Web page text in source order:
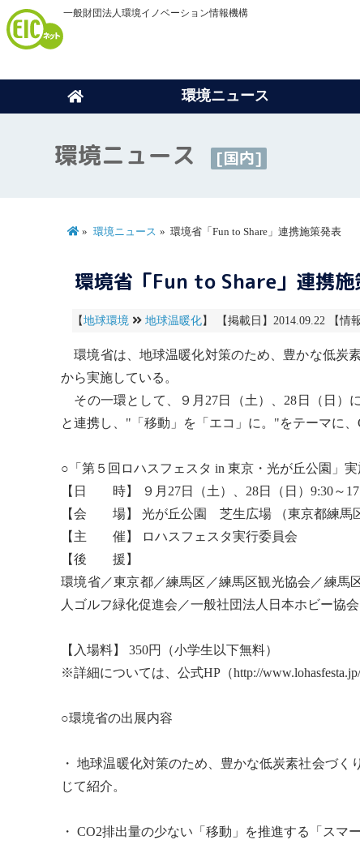
一般財団法人環境イノベーション情報機構
環境ニュース
環境ニュース [国内]
環境ニュース 環境省「Fun to Share」連携施策発表
環境省「Fun to Share」連携施
【地球環境 地球温暖化】 【掲載日】2014.09.22 【情
環境省は、 地球温暖化対策のため、豊かな低炭
から実施している。
その一環として、９月27日（土）、28日（日）
と連携し、"「移動」を「エコ」に。"をテーマに
○「第５回ロハスフェスタ in 東京・光が丘公園」
【日 時】 ９月27日（土）、28日（日）9:30～
【会 場】 光が丘公園 芝生広場 （東京都練馬区
【主 催】 ロハスフェスタ実行委員会
【後 援】
環境省／東京都／練馬区／練馬区観光協会／練馬
人ゴルフ緑化促進会／一般社団法人日本ホビー協会
【入場料】 350円（小学生以下無料）
※詳細については、公式HP（http://
○環境省の出展内容
・地球温暖化対策のため、豊かな低炭素社会づく
じて紹介。
・ CO2排出量の少ない「移動」を推進する「スマ